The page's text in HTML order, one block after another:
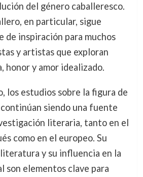
del género caballeresco.
en particular, sigue
de inspiración para muchos
y artistas que exploran
honor y amor idealizado.
los estudios sobre la figura de
siendo una fuente
literaria, tanto en el
como en el europeo. Su
y su influencia en la
son elementos clave para